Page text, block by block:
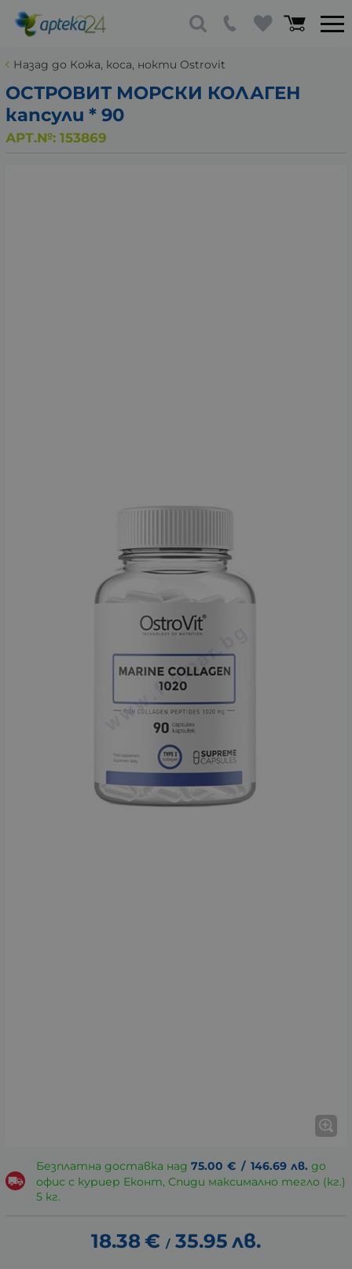
Назад до Кожа, коса, нокти Ostrovit
ОСТРОВИТ МОРСКИ КОЛАГЕН
капсули * 90
АРТ.№: 153869
Безплатна доставка над 75.00 € / 146.69 лв. до
офис с куриер Еконт, Спиди максимално тегло (кг.)
5 кг.
18.38€ / 35.95 лв.